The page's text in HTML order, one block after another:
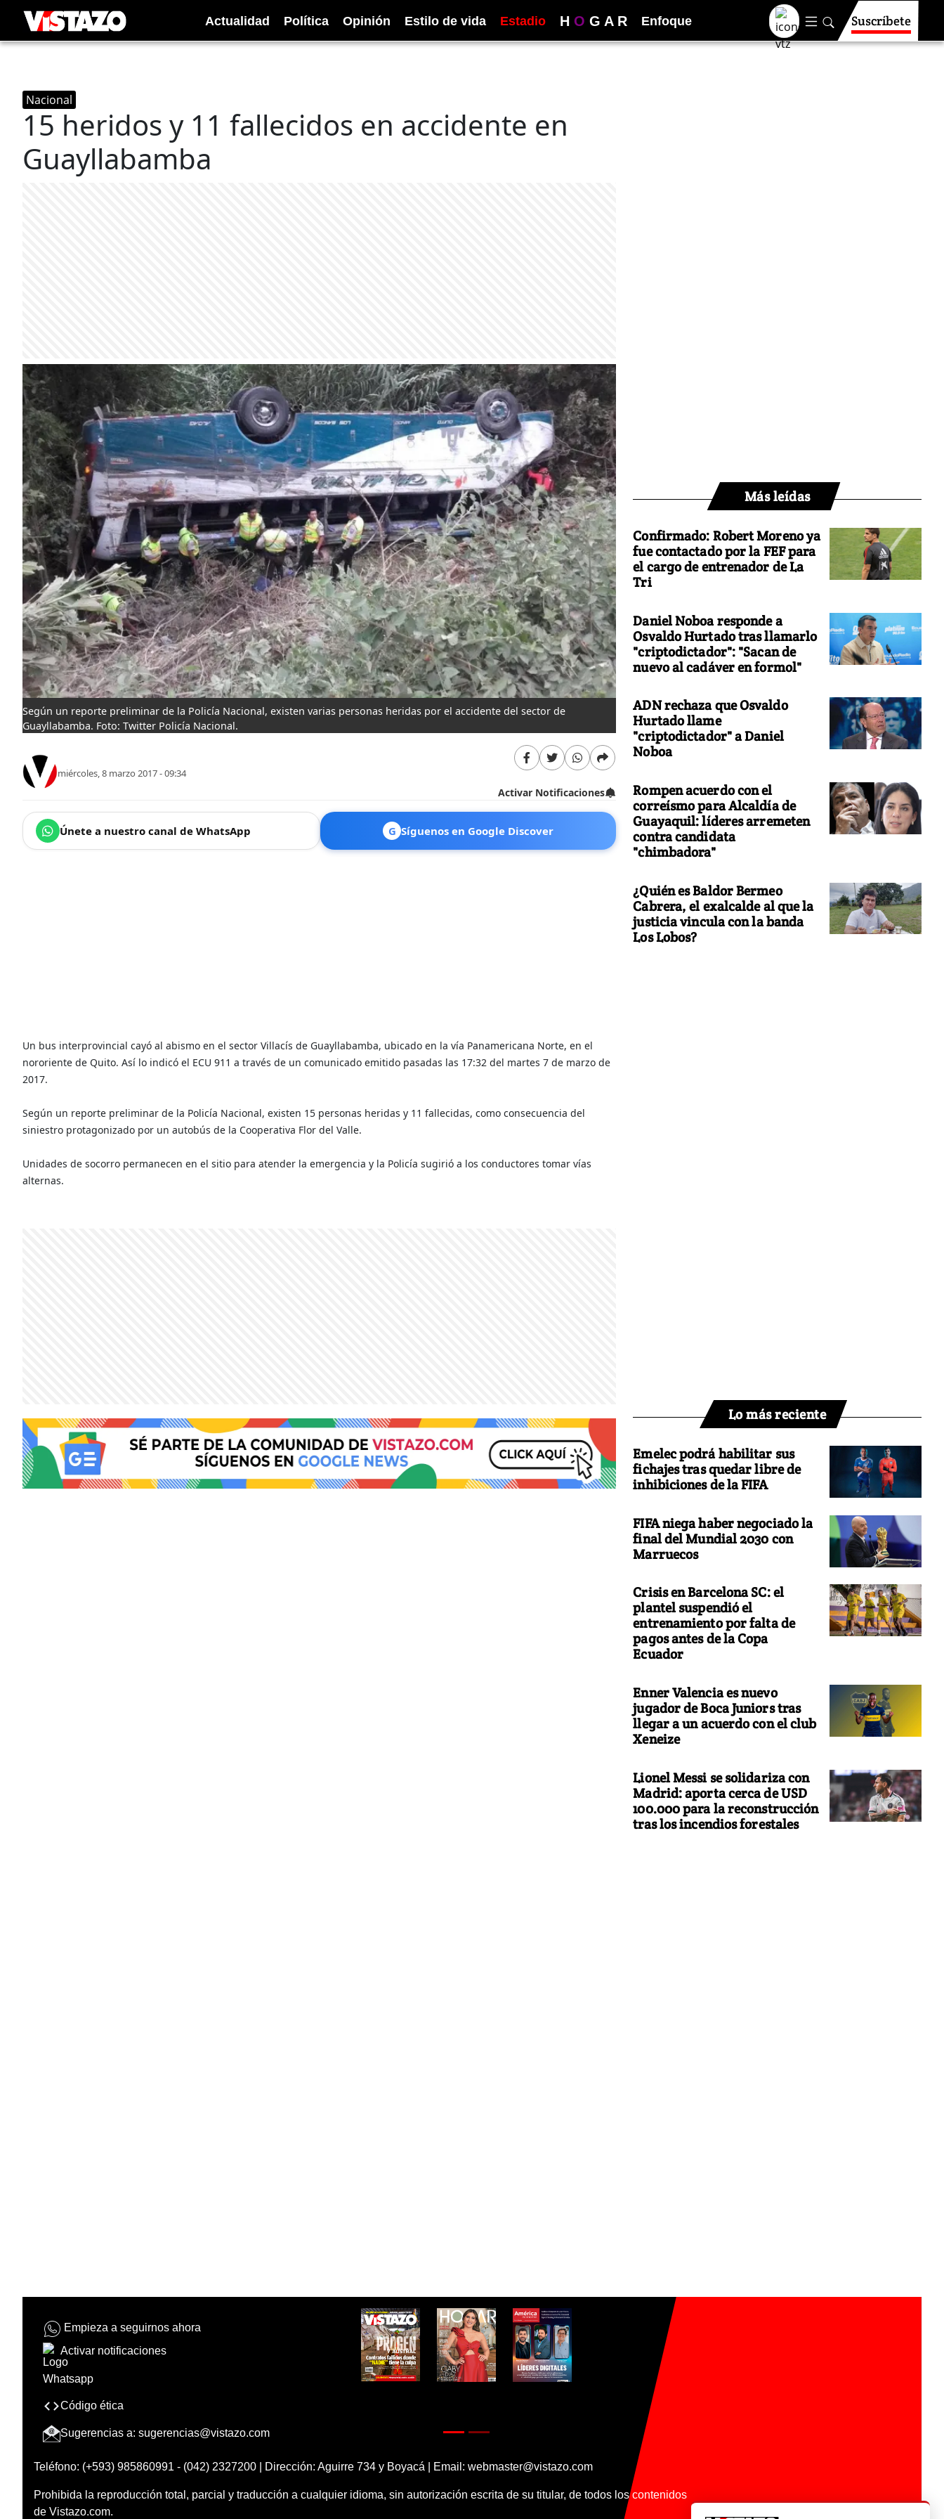
Actualidad Política Opinión Estilo de vida Estadio H O G A R Enfoque Suscríbete
Nacional
15 heridos y 11 fallecidos en accidente en
Guayllabamba
Según un reporte preliminar de la Policía Nacional, existen varias personas heridas por el accidente del sector de
Guayllabamba. Foto: Twitter Policía Nacional.
miércoles, 8 marzo 2017 - 09:34
Activar Notificaciones
Únete a nuestro canal de WhatsApp G Síguenos en Google Discover
Un bus interprovincial cayó al abismo en el sector Villacís de Guayllabamba, ubicado en la vía Panamericana Norte, en el
nororiente de Quito. Así lo indicó el ECU 911 a través de un comunicado emitido pasadas las 17:32 del martes 7 de marzo de
2017.
Según un reporte preliminar de la Policía Nacional, existen 15 personas heridas y 11 fallecidas, como consecuencia del
siniestro protagonizado por un autobús de la Cooperativa Flor del Valle.
Unidades de socorro permanecen en el sitio para atender la emergencia y la Policía sugirió a los conductores tomar vías
alternas.
Más leídas
Confirmado: Robert Moreno ya
fue contactado por la FEF para
el cargo de entrenador de La
Tri
Daniel Noboa responde a
Osvaldo Hurtado tras llamarlo
"criptodictador": "Sacan de
nuevo al cadáver en formol"
ADN rechaza que Osvaldo
Hurtado llame
"criptodictador" a Daniel
Noboa
Rompen acuerdo con el
correísmo para Alcaldía de
Guayaquil: líderes arremeten
contra candidata
"chimbadora"
¿Quién es Baldor Bermeo
Cabrera, el exalcalde al que la
justicia vincula con la banda
Los Lobos?
Lo más reciente
Emelec podrá habilitar sus
fichajes tras quedar libre de
inhibiciones de la FIFA
FIFA niega haber negociado la
final del Mundial 2030 con
Marruecos
Crisis en Barcelona SC: el
plantel suspendió el
entrenamiento por falta de
pagos antes de la Copa
Ecuador
Enner Valencia es nuevo
jugador de Boca Juniors tras
llegar a un acuerdo con el club
Xeneize
Lionel Messi se solidariza con
Madrid: aporta cerca de USD
100.000 para la reconstrucción
tras los incendios forestales
Empieza a seguirnos ahora
Activar notificaciones
Código ética
Sugerencias a: sugerencias@vistazo.com
Teléfono: (+593) 985860991 - (042) 2327200 | Dirección: Aguirre 734 y Boyacá | Email: webmaster@vistazo.com
Prohibida la reproducción total, parcial y traducción a cualquier idioma, sin autorización escrita de su titular, de todos los contenidos
de Vistazo.com.